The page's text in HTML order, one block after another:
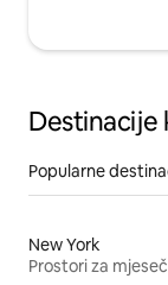
Destinacije
Popularne
New York
Prostori za